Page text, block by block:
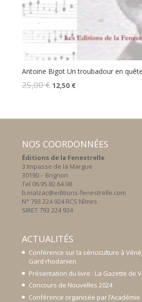
Antoine Bigot Un troubadour en
25,00€ Le
était :
12,50 €Le
est :
NOS COORDONNÉES
Éditions de la Fenestrelle
3 Impasse de la Margue
30190 – Brignon
Tel 06.95.82.64.98
b.malzac@editions-fenestrelle.com
N° 793 224 924 RCS Nîmes
SIRET 793 224 924
ACTUALITÉS
Conférence sur la sériciculture à
Gard rhodanien
Présentation du livre : La Gazette de
Concours de Nouvelles 2024
Conférence organisée par l’Académie